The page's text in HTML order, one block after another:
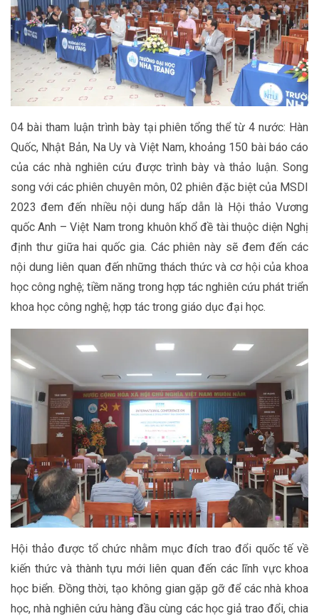
04 bài tham luận trình bày tại phiên tổng thể từ 4 nước: Hàn
Quốc, Nhật Bản, Na Uy và Việt Nam, khoảng 150 bài báo cáo
của các nhà nghiên cứu được trình bày và thảo luận. Song
song với các phiên chuyên môn, 02 phiên đặc biệt của MSDI
2023 đem đến nhiều nội dung hấp dẫn là Hội thảo Vương
quốc Anh – Việt Nam trong khuôn khổ đề tài thuộc diện Nghị
định thư giữa hai quốc gia. Các phiên này sẽ đem đến các
nội dung liên quan đến những thách thức và cơ hội của khoa
học công nghệ; tiềm năng trong hợp tác nghiên cứu phát triển
khoa học công nghệ; hợp tác trong giáo dục đại học.
Hội thảo được tổ chức nhằm mục đích trao đổi quốc tế về
kiến thức và thành tựu mới liên quan đến các lĩnh vực khoa
học biển. Đồng thời, tạo không gian gặp gỡ để các nhà khoa
học, nhà nghiên cứu hàng đầu cùng các học giả trao đổi, chia